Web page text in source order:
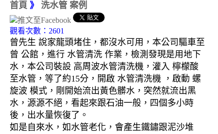
首頁 》 洗水管 案例
觀看次數：2601
曾先生 說家龍頭堵住，都沒水可用，本公司驅車至
曾 公館，進行 水管清洗 作業，檢測發現是用地下
水，本公司裝設 高周波水管清洗機，灌入 檸檬酸
至水管，等了約15分，開啟 水管清洗機 ，啟動 螺
旋波 模式，剛開始流出黃色髒水，突然就流出黑
水，源源不絕，看起來跟石油一般，四個多小時
後，出水量恢復了。
如是自來水，如水管老化，會產生鐵鏽跟泥沙堆